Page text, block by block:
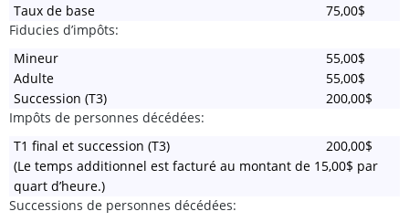
Taux de base
75,00$
Fiducies d’impôts:
Mineur
55,00$
Adulte
55,00$
Succession (T3)
200,00$
Impôts de personnes décédées:
T1 final et succession (T3)
200,00$
(Le temps additionnel est facturé au montant de 15,00$ par
quart d’heure.)
Successions de personnes décédées: